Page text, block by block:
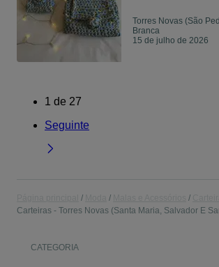
Torres Novas (São
Branca
15 de julho de 2026
1 de 27
Seguinte
Carteiras - Torres Novas (Santa Maria, Salvador E
CATEGORIA